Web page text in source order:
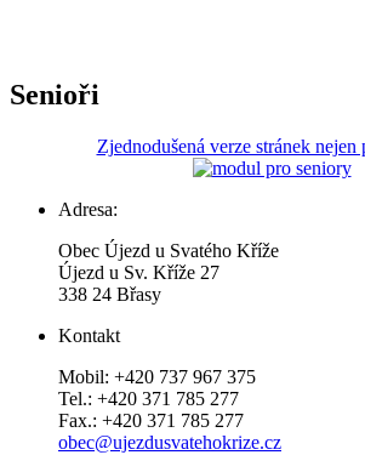
Senioři
Zjednodušená verze stránek nejen
Adresa:
Obec Újezd u Svatého Kříže
Újezd u Sv. Kříže 27
338 24 Břasy
Kontakt
Mobil: +420 737 967 375
Tel.: +420 371 785 277
Fax.: +420 371 785 277
obec@ujezdusvatehokrize.cz